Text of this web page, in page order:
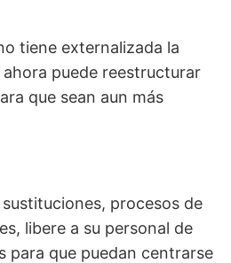
tiene externalizada la
puede reestructurar
que sean aun más
procesos de
libere a su personal de
para que puedan centrarse